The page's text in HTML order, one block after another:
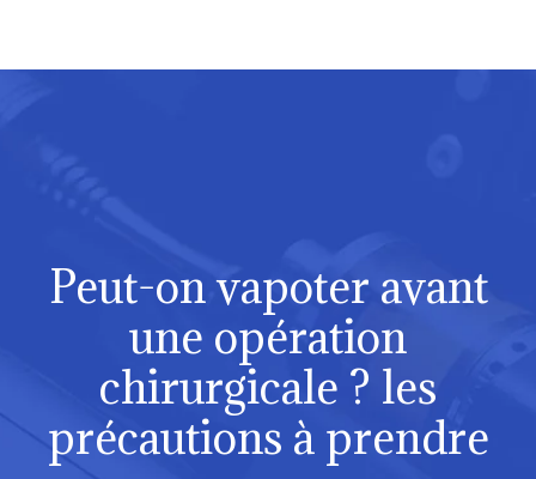
Peut-on vapoter avant
une opération
chirurgicale ? les
précautions à prendre